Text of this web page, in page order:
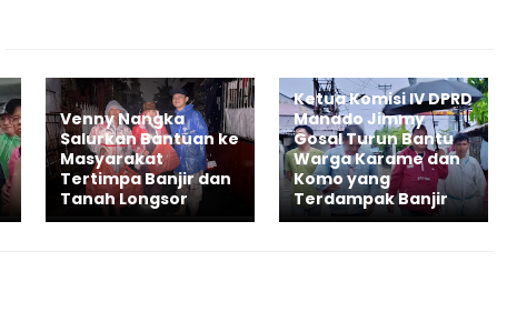
Venny Nangka
Salurkan Bantuan ke
Masyarakat
Tertimpa Banjir dan
Tanah Longsor
Ketua Komisi IV DPRD
Manado Jimmy
Gosal Turun Bantu
Warga Karame dan
Komo yang
Terdampak Banjir